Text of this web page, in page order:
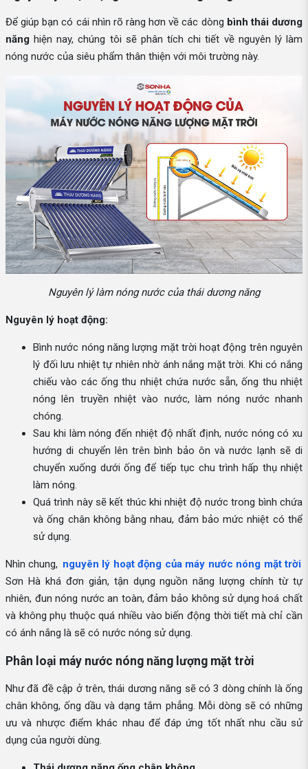
Để giúp bạn có cái nhìn rõ ràng hơn về các dòng bình thái dương
năng hiện nay, chúng tôi sẽ phân tích chi tiết về nguyên lý làm
nóng nước của siêu phẩm thân thiện với môi trường này.
Nguyên lý làm nóng nước của thái dương năng
Nguyên lý hoạt động:
Bình nước nóng năng lượng mặt trời hoạt động trên nguyên
lý đối lưu nhiệt tự nhiên nhờ ánh nắng mặt trời. Khi có nắng
chiếu vào các ống thu nhiệt chứa nước sẵn, ống thu nhiệt
nóng lên truyền nhiệt vào nước, làm nóng nước nhanh
chóng.
Sau khi làm nóng đến nhiệt độ nhất định, nước nóng có xu
hướng di chuyển lên trên bình bảo ôn và nước lạnh sẽ di
chuyển xuống dưới ống để tiếp tục chu trình hấp thụ nhiệt
làm nóng.
Quá trình này sẽ kết thúc khi nhiệt độ nước trong bình chứa
và ống chân không bằng nhau, đảm bảo mức nhiệt có thể
sử dụng.
Nhìn chung, nguyên lý hoạt động của máy nước nóng mặt trời
Sơn Hà khá đơn giản, tận dụng nguồn năng lượng chính từ tự
nhiên, đun nóng nước an toàn, đảm bảo không sử dụng hoá chất
và không phụ thuộc quá nhiều vào biến động thời tiết mà chỉ cần
có ánh nắng là sẽ có nước nóng sử dụng.
Phân loại máy nước nóng năng lượng mặt trời
Như đã đề cập ở trên, thái dương năng sẽ có 3 dòng chính là ống
chân không, ống dầu và dạng tắm phẳng. Mỗi dòng sẽ có những
ưu và nhược điểm khác nhau để đáp ứng tốt nhất nhu cầu sử
dụng của người dùng.